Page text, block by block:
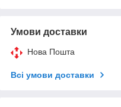
Умови доставки
Нова Пошта
Всі умови доставки